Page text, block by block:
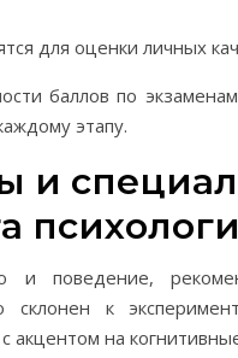
для оценки личных
баллов по
этапу.
и
и поведение,
к
акцентом на